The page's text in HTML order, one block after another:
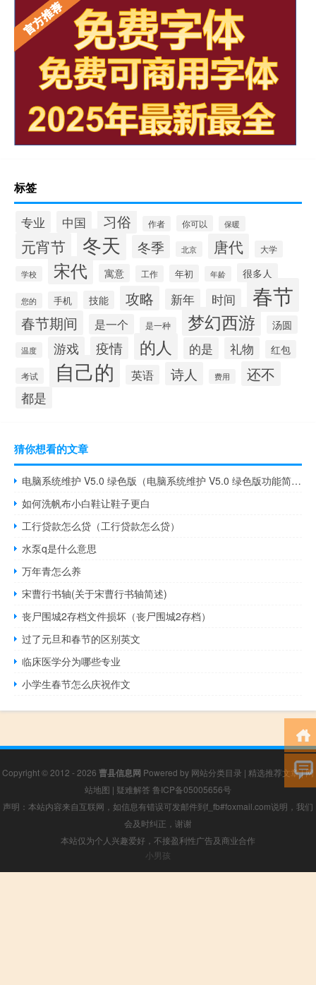
标签
专业 中国 习俗 作者 你可以 保暖
元宵节 冬天 冬季 北京 唐代 大学
学校 宋代 寓意 工作 年初 年龄 很多人
您的 手机 技能 攻略 新年 时间 春节
春节期间 是一个 是一种 梦幻西游 汤圆
温度 游戏 疫情 的人 的是 礼物 红包
考试 自己的 英语 诗人 费用 还不
都是
猜你想看的文章
电脑系统维护 V5.0 绿色版（电脑系统维护 V5.0 绿色版功能简介）
如何洗帆布小白鞋让鞋子更白
工行贷款怎么贷（工行贷款怎么贷）
水泵q是什么意思
万年青怎么养
宋曹行书轴(关于宋曹行书轴简述)
丧尸围城2存档文件损坏（丧尸围城2存档）
过了元旦和春节的区别英文
临床医学分为哪些专业
小学生春节怎么庆祝作文
Copyright © 2012 - 2026 曹县信息网 Powered by 网站分类目录 | 精选推荐文章|网
站地图 | 疑难解答 鲁ICP备05005656号
声明：本站内容来自互联网，如信息有错误可发邮件到f_fb#foxmail.com说明，我们
会及时纠正，谢谢
本站仅为个人兴趣爱好，不接盈利性广告及商业合作
小男孩